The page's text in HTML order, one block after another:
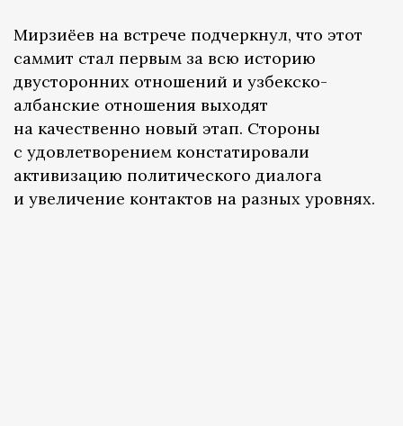
Мирзиёев на встрече подчеркнул, что этот
саммит стал первым за всю историю
двусторонних отношений и узбекско-
албанские отношения выходят
на качественно новый этап. Стороны
с удовлетворением констатировали
активизацию политического диалога
и увеличение контактов на разных уровнях.